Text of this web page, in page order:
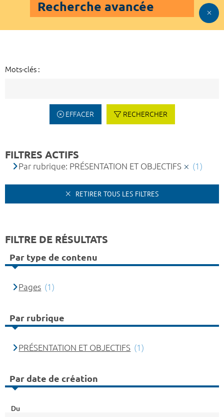
Recherche avancée
Mots-clés :
EFFACER RECHERCHER
FILTRES ACTIFS
Par rubrique: PRÉSENTATION ET OBJECTIFS (1)
RETIRER TOUS LES FILTRES
FILTRE DE RÉSULTATS
Par type de contenu
Pages (1)
Par rubrique
PRÉSENTATION ET OBJECTIFS (1)
Par date de création
Du